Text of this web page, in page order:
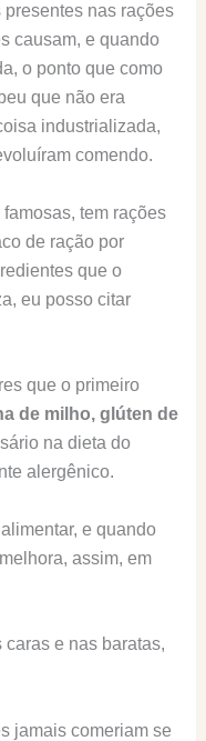
nas rações
causam, e quando
o ponto que como
que não era
industrializada,
comendo.
tem rações
de ração por
que o
eu posso citar
que o primeiro
de milho, glúten de
na dieta do
alergênico.
e quando
assim, em
e nas baratas,
jamais comeriam se